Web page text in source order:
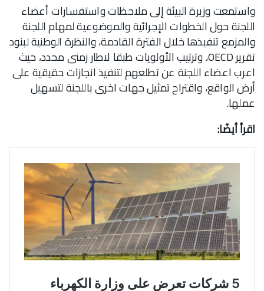
واستمعت وزيرة البيئة إلى ملاحظات واستفسارات أعضاء
اللجنة حول الخطوات الإجرائية والموضوعية لمهام اللجنة
والمزمع تنفيذها خلال الفترة القادمة، والنظرة الوطنية لبنود
تقرير OECD، وترتيب الأولويات طبقا لاطار زمنى محدد، حيث
اعرب اعضاء اللجنة عن تطلعهم لتنفيذ انجازات حقيقية على
أرض الواقع، واقتراح تمثيل جهات اخرى باللجنة لتسهيل
عملها.
اقرأ أيضًا: